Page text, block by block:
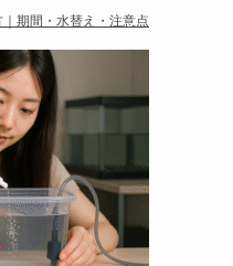
期間・水替え・注意点